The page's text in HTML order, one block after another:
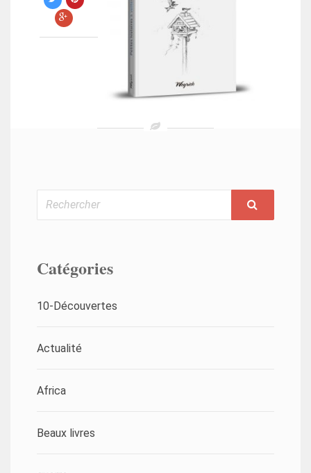
Rechercher
Catégories
10-Découvertes
Actualité
Africa
Beaux livres